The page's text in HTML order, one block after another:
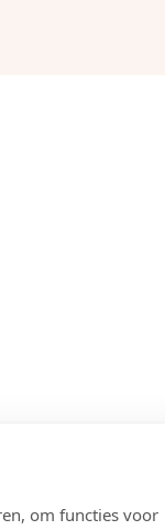
om functies voor